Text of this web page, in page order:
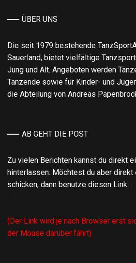
ÜBER UNS
Die seit 1979 bestehende
Sauerland, bietet vielfältige
Jung und Alt. Angeboten werden
Tanzende sowie für Kinder- und
die Abteilung von Andreas
AB GEHT DIE POST
Zu vielen Berichten kannst du direkt
hinterlassen. Möchtest du aber direkt
schicken, dann benutze diesen Link:
(Der Link wird je nach Browser erst
der Mouse darüber fährt)